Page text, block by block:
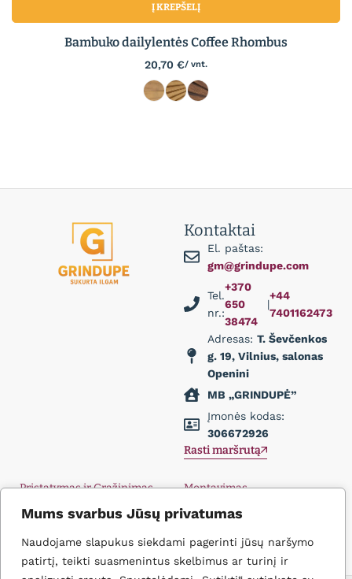
Mums svarbus Jūsų privatumas
Naudojame slapukus siekdami pagerinti jūsų naršymo
patirtį, teikti suasmenintus skelbimus ar turinį ir
Į KREPŠELĮ
Bambuko dailylentės Coffee Rhombus
20,70 €/ vnt.
Kontaktai
El. paštas:
gm@grindupe.com
Tel.
nr.:
+370
650
38474
|
+44
7401162473
Adresas: T. Ševčenkos
g. 19, Vilnius, salonas
Openini
MB „GRINDUPĖ”
Įmonės kodas:
306672926
Rasti maršrutą
Pristatymas ir Grąžinimas
Privatumo politika
Montavimas
Didmena
Kontaktai